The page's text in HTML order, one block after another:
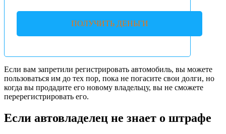
ПОЛУЧИТЬ ДЕНЬГИ
Если вам запретили регистрировать автомобиль, вы можете
пользоваться им до тех пор, пока не погасите свои долги, но
когда вы продадите его новому владельцу, вы не сможете
перерегистрировать его.
Если автовладелец не знает о штрафе